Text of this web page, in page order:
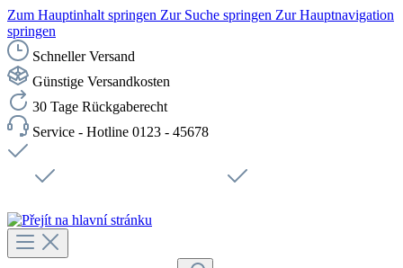
Zum Hauptinhalt springen Zur Suche springen Zur Hauptnavigation
springen
Schneller Versand
Günstige Versandkosten
30 Tage Rückgaberecht
Service - Hotline 0123 - 45678